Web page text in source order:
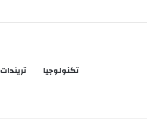
تريندات تكنولوجيا